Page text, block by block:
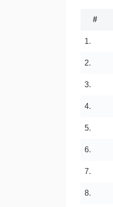
#
1.
2.
3.
4.
5.
6.
7.
8.